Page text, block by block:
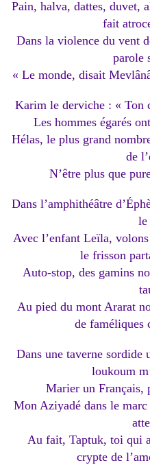
Pain, halva, dattes, duvet,
fait
Dans la violence du vent
parole
« Le monde, disait
Karim le derviche : « Ton
Les hommes égarés
Hélas, le plus grand
de
N’être plus que
Dans l’amphithéâtre
le
Avec l’enfant Leïla,
le frisson
Auto-stop, des gamins
Au pied du mont Ararat
de faméliques
Dans une taverne sordide
loukoum
Marier un Français,
Mon Aziyadé dans le
Au fait, Taptuk, toi qui
crypte de